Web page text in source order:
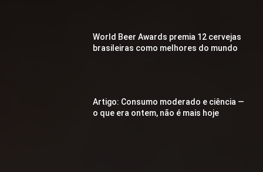
World Beer Awards premia 12 cervejas
brasileiras como melhores do mundo
Artigo: Consumo moderado e ciência —
o que era ontem, não é mais hoje